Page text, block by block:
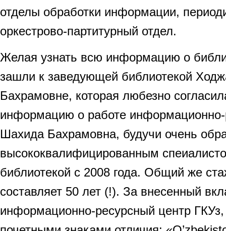
отделы обработки информации,
оркестрово-партитурный отдел.
Желая узнать всю информацию о
зашли к заведующей библиотекой
Бахрамовне, которая любезно
информацию о работе информационно-
Шахида Бахрамовна, будучи очень
высококвалифицированным
библиотекой с 2008 года. Общий же
составляет 50 лет (!). За внесенный
информационно-ресурсный центр